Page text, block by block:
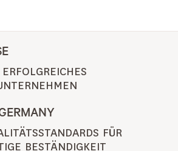
FÜR
BESTÄNDIGKEIT